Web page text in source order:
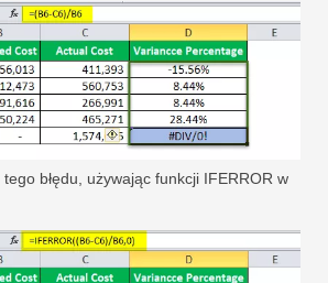
błędu, używając funkcji IFERROR w